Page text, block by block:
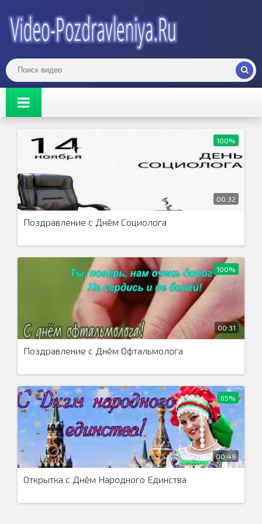
100%
00:32
Поздравление с Днём Социолога
100%
00:31
Поздравление с Днём Офтальмолога
65%
00:49
Открытка с Днём Народного Единства